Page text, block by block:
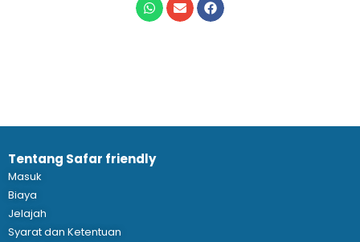
Tentang Safar friendly
Masuk
Biaya
Jelajah
Syarat dan Ketentuan